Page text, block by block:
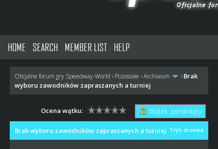
HOME SEARCH MEMBER LIST HELP
Oficjalne forum gry Speedway-World › Pozostałe ›Archiwum › Brak
wyboru zawodników zapraszanych a turniej
Wątek zamknięty
Ocena wątku:
Tryb drzewa
Brak wyboru zawodników zapraszanych a turniej